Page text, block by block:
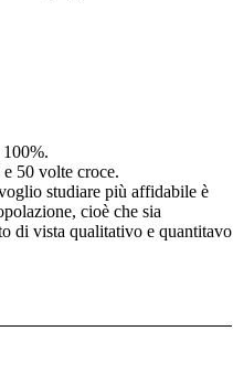
100%.
50 volte croce.
studiare più affidabile è
cioè che sia
di vista qualitativo e quantitavo